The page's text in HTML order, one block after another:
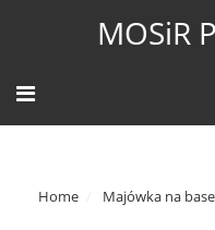
MOSiR
Home Majówka na